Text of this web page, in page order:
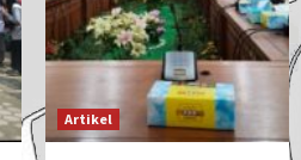
Artikel